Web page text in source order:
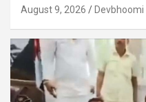
August 9, 2026